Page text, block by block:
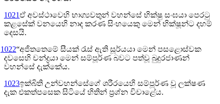
1021ඒ අවස්ථාවෙහි භාග්‍යවතුන් වහන්සේ භික්ෂු සංඝයා පෙරටු
කළසේක් වනයෙහි නාද කරණ සිංහයෙකු මෙන් භික්ෂූන්ට දහම්
දෙසයි.
1022“අජිතතෙමේ සීයක් රැස් ඇති සූර්යයා මෙන් පසළොස්වක
දවසෙහි චන්ද්‍රයා මෙන් සම්පූර්ණ බවට පත්වූ බුදුරජාණන්
වහන්සේ දැක්කේය.
1023ඉක්බිති උන්වහන්සේගේ ශරීරයෙහි සම්පූර්ණ වූ ලක්ෂණ
දැක එකත්පසෙක සිටියේ හිතින් ප්‍රශ්න විචාළේය.